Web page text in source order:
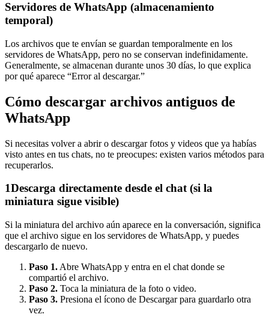
Servidores de WhatsApp (almacenamiento
temporal)
Los archivos que te envían se guardan temporalmente en los
servidores de WhatsApp, pero no se conservan indefinidamente.
Generalmente, se almacenan durante unos 30 días, lo que explica
por qué aparece “Error al descargar.”
Cómo descargar archivos antiguos de
WhatsApp
Si necesitas volver a abrir o descargar fotos y videos que ya habías
visto antes en tus chats, no te preocupes: existen varios métodos para
recuperarlos.
1Descarga directamente desde el chat (si la
miniatura sigue visible)
Si la miniatura del archivo aún aparece en la conversación, significa
que el archivo sigue en los servidores de WhatsApp, y puedes
descargarlo de nuevo.
Paso 1. Abre WhatsApp y entra en el chat donde se
compartió el archivo.
Paso 2. Toca la miniatura de la foto o video.
Paso 3. Presiona el ícono de Descargar para guardarlo otra
vez.